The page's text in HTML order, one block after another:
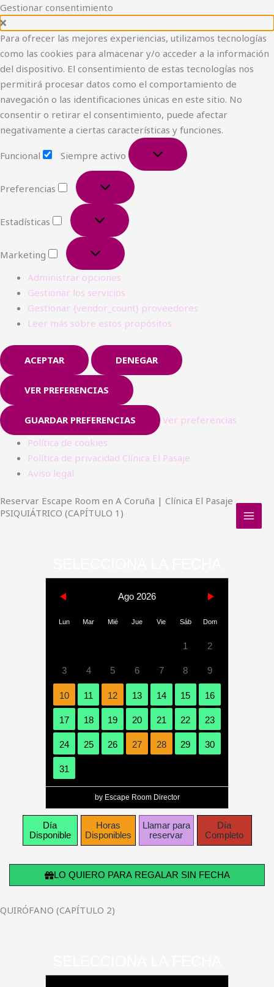
Gestionar consentimiento
Para ofrecer las mejores experiencias, utilizamos tecnologías
como las cookies para almacenar y/o acceder a la información
del dispositivo. El consentimiento de estas tecnologías nos
permitirá procesar datos como el comportamiento de
navegación o las identificaciones únicas en este sitio. No
consentir o retirar el consentimiento, puede afectar
negativamente a ciertas características y funciones.
Funcional
Funcional
Siempre activo
Preferencias
Preferencias
Estadísticas
Estadísticas
Marketing
Marketing
Administrar opciones
Gestionar los servicios
Gestionar {vendor_count} proveedores
Leer más sobre estos propósitos
ACEPTAR DENEGAR
VER PREFERENCIAS
GUARDAR PREFERENCIAS
Ver preferencias
Política de cookies
Política de privacidad Clínica El Pasaje
Aviso legal
Ir
al
contenido
Reservar Escape Room en A Coruña | Clínica El Pasaje
PSIQUIÁTRICO (CAPÍTULO 1)
Ago 2026
Lun Mar Mié Jue Vie Sáb Dom
1 2
3 4 5 6 7 8 9
10 11 12 13 14 15 16
17 18 19 20 21 22 23
24 25 26 27 28 29 30
31
by Escape Room Director
Día
Disponible
Horas
Disponibles
Llamar para
reservar
Día
Completo
LO QUIERO PARA REGALAR SIN FECHA
QUIRÓFANO (CAPÍTULO 2)
Tu médico te espera... HACER RESERVA